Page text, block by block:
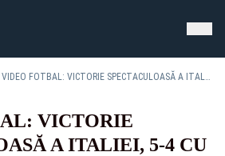
VIDEO FOTBAL: VICTORIE SPECTACULOASĂ A ITALIEI, 5-4 CU ISRAELUL, ÎN PRELIMINARIILE CM 2026
VICTORIE
A ITALIEI, 5-4 CU